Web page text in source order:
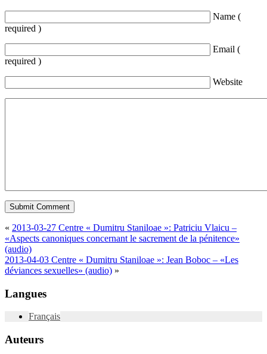
Name (
required )
Email (
required )
Website
« 2013-03-27 Centre « Dumitru Staniloae »: Patriciu Vlaicu –
«Aspects canoniques concernant le sacrement de la pénitence»
(audio)
2013-04-03 Centre « Dumitru Staniloae »: Jean Boboc – «Les
déviances sexuelles» (audio) »
Langues
Français
Auteurs